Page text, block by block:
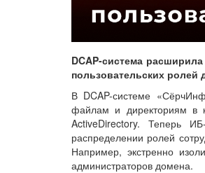
DCAP-система
пользовательских ролей
В DCAP-системе
файлам и директориям в
ActiveDirectory. Теперь
распределении ролей
Например, экстренно
администраторов домена.